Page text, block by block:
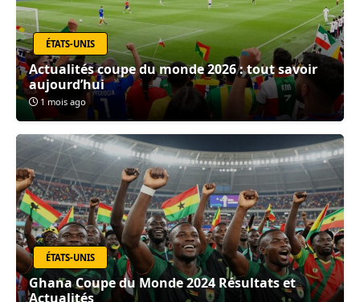
ÉTATS-UNIS
Actualités coupe du monde 2026 : tout savoir
aujourd’hui
1 mois ago
ÉTATS-UNIS
Ghana Coupe du Monde 2024 Résultats et
Actualités